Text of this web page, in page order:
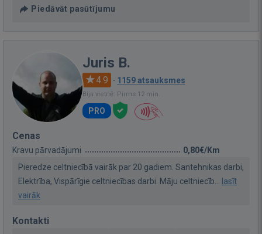
Piedāvāt pasūtījumu
Juris B.
4.9 · 1159 atsauksmes
Bija vietnē: Pirms 12 min.
PRO
Cenas
Kravu pārvadājumi
0,80€/Km
Pieredze celtniecībā vairāk par 20 gadiem. Santehnikas darbi,
Elektrība, Vispārīgie celtniecības darbi. Māju celtniecīb...
lasīt
vairāk
Kontakti